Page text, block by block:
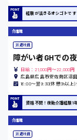
島根県
香川県
時給1200円〜
経験が活きるオシゴトで
介護職
派遣社員
障がい者GHでの
日給：21,000円～22,000円
広島県広島市安佐南区沼田
資格不問！夜勤介護経験1
介護職
派遣社員